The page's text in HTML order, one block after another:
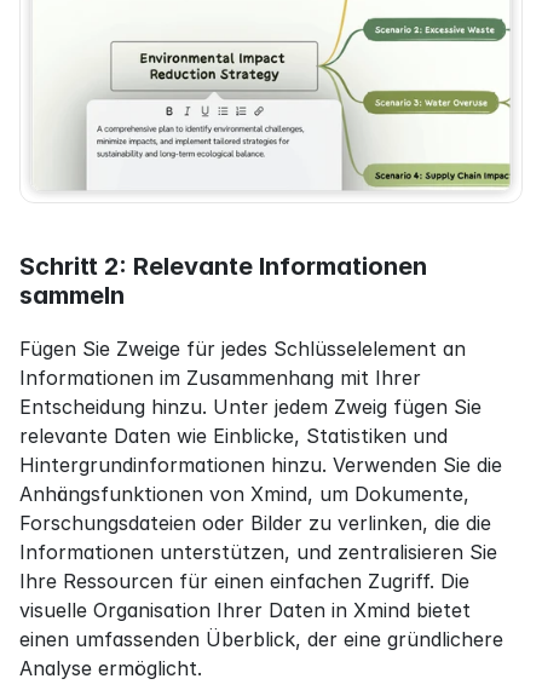
Schritt 2: Relevante Informationen
sammeln
Fügen Sie Zweige für jedes Schlüsselelement an
Informationen im Zusammenhang mit Ihrer
Entscheidung hinzu. Unter jedem Zweig fügen Sie
relevante Daten wie Einblicke, Statistiken und
Hintergrundinformationen hinzu. Verwenden Sie die
Anhängsfunktionen von Xmind, um Dokumente,
Forschungsdateien oder Bilder zu verlinken, die die
Informationen unterstützen, und zentralisieren Sie
Ihre Ressourcen für einen einfachen Zugriff. Die
visuelle Organisation Ihrer Daten in Xmind bietet
einen umfassenden Überblick, der eine gründlichere
Analyse ermöglicht.